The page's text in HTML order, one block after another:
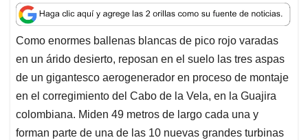
a
t
s
A
p
p
c
e
b
o
o
k
n
k
e
d
I
n
a
i
l
r
e
a
d
s
Como enormes ballenas blancas de pico rojo varadas
en un árido desierto, reposan en el suelo las tres aspas
de un gigantesco aerogenerador en proceso de montaje
en el corregimiento del Cabo de la Vela, en la Guajira
colombiana. Miden 49 metros de largo cada una y
forman parte de una de las 10 nuevas grandes turbinas